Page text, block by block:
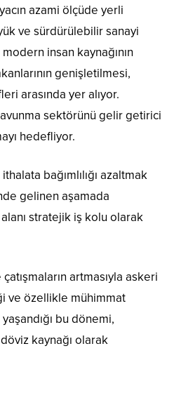
azami ölçüde yerli
ve sürdürülebilir sanayi
modern insan kaynağının
genişletilmesi,
arasında yer alıyor.
sektörünü gelir getirici
hedefliyor.
bağımlılığı azaltmak
gelinen aşamada
stratejik iş kolu olarak
artmasıyla askeri
ve özellikle mühimmat
bu dönemi,
kaynağı olarak